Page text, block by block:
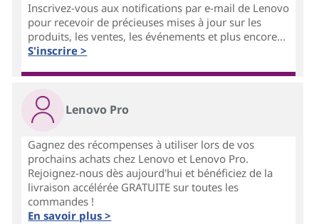
Inscrivez-vous aux notifications par e-mail de Lenovo
pour recevoir de précieuses mises à jour sur les
produits, les ventes, les événements et plus encore...
S'inscrire >
Lenovo Pro
Gagnez des récompenses à utiliser lors de vos
prochains achats chez Lenovo et Lenovo Pro.
Rejoignez-nous dès aujourd'hui et bénéficiez de la
livraison accélérée GRATUITE sur toutes les
commandes !
En savoir plus >